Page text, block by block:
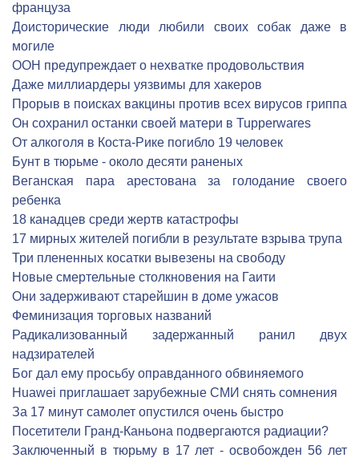
француза
Доисторические люди любили своих собак даже в
могиле
ООН предупреждает о нехватке продовольствия
Даже миллиардеры уязвимы для хакеров
Прорыв в поисках вакцины против всех вирусов гриппа
Он сохранил останки своей матери в Tupperwares
От алкоголя в Коста-Рике погибло 19 человек
Бунт в тюрьме - около десяти раненых
Веганская пара арестована за голодание своего
ребенка
18 канадцев среди жертв катастрофы
17 мирных жителей погибли в результате взрыва трупа
Три плененных косатки вывезены на свободу
Новые смертельные столкновения на Гаити
Они задерживают старейшин в доме ужасов
Феминизация торговых названий
Радикализованный задержанный ранил двух
надзирателей
Бог дал ему просьбу оправданного обвиняемого
Huawei приглашает зарубежные СМИ снять сомнения
За 17 минут самолет опустился очень быстро
Посетители Гранд-Каньона подвергаются радиации?
Заключенный в тюрьму в 17 лет - освобожден 56 лет